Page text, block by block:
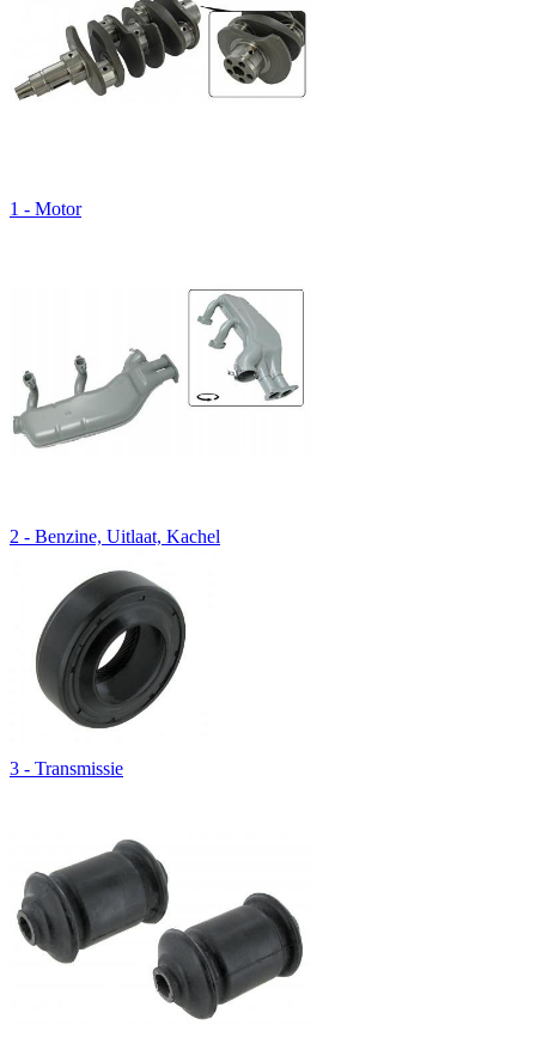
1 - Motor
2 - Benzine, Uitlaat, Kachel
3 - Transmissie